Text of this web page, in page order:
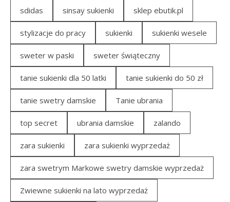
sdidas sinsay sukienki sklep ebutik.pl
stylizacje do pracy sukienki sukienki wesele
sweter w paski sweter świąteczny
tanie sukienki dla 50 latki tanie sukienki do 50 zł
tanie swetry damskie Tanie ubrania
top secret ubrania damskie zalando
zara sukienki zara sukienki wyprzedaż
zara swetrym Markowe swetry damskie wyprzedaż
Zwiewne sukienki na lato wyprzedaż